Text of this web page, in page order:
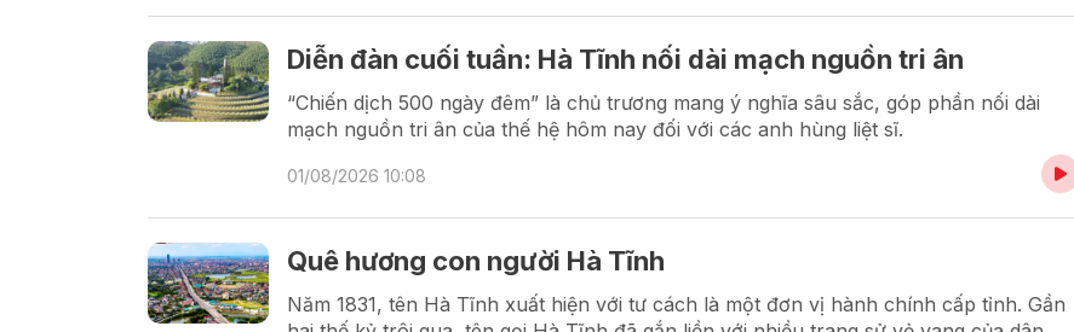
Diễn đàn cuối tuần: Hà Tĩnh nối dài mạch nguồn tri ân
“Chiến dịch 500 ngày đêm” là chủ trương mang ý nghĩa sâu sắc, góp phần nối dài
mạch nguồn tri ân của thế hệ hôm nay đối với các anh hùng liệt sĩ.
01/08/2026 10:08
Quê hương con người Hà Tĩnh
Năm 1831, tên Hà Tĩnh xuất hiện với tư cách là một đơn vị hành chính cấp tỉnh. Gần